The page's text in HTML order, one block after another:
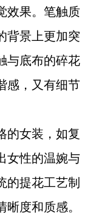
效果。笔触质
背景上更加突
与底布的碎花
感，又有细节
的女装，如复
女性的温婉与
的提花工艺制
度和质感。